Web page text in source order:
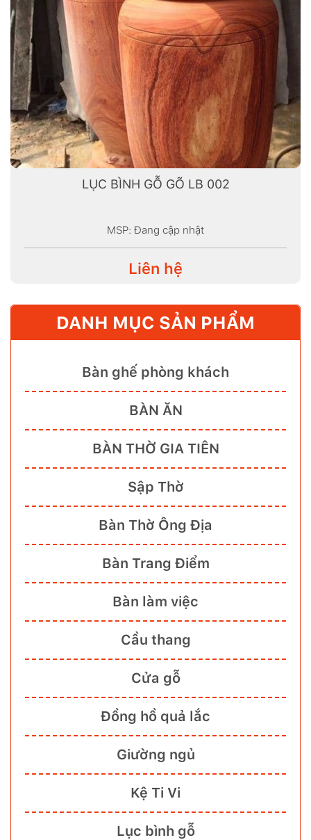
LỤC BÌNH GỖ GÕ LB 002
MSP: Đang cập nhật
Liên hệ
DANH MỤC SẢN PHẨM
Bàn ghế phòng khách
BÀN ĂN
BÀN THỜ GIA TIÊN
Sập Thờ
Bàn Thờ Ông Địa
Bàn Trang Điểm
Bàn làm việc
Cầu thang
Cửa gỗ
Đồng hồ quả lắc
Giường ngủ
Kệ Ti Vi
Lục bình gỗ